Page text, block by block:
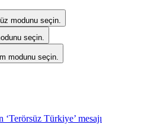
modunu seçin.
seçin.
modunu seçin.
‘Terörsüz Türkiye’ mesajı